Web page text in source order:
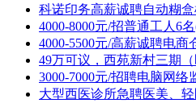
科诺印务高薪诚聘自动糊
4000-8000元/招普通工人6
4000-5500元/高薪诚聘电商
49万可议，西苑新村三期
3000-7000元/招聘电脑网络
大型西医诊所急聘医美、